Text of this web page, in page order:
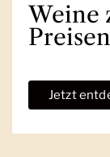
Weine
Preisen
Jetzt